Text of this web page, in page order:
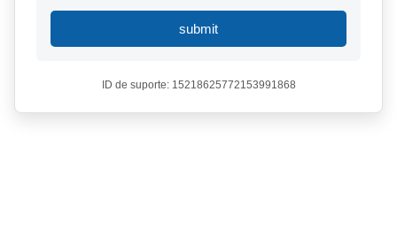
submit
ID de suporte: 15218625772153991868